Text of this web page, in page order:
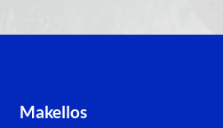
Makellos